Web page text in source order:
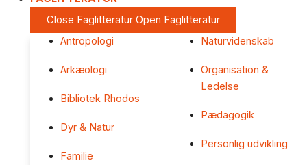
Close Faglitteratur Open Faglitteratur
Antropologi
Arkæologi
Bibliotek Rhodos
Dyr & Natur
Familie
Naturvidenskab
Organisation &
Ledelse
Pædagogik
Personlig udvikling